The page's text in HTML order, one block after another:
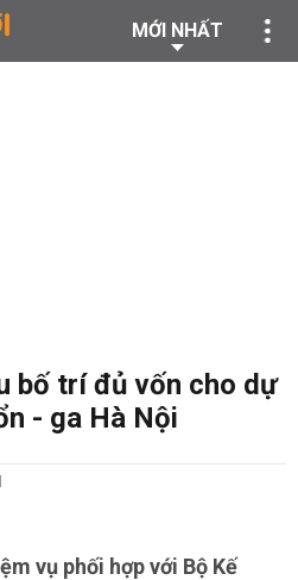
MỚI NHẤT
bố trí đủ vốn cho dự
- ga Hà Nội
vụ phối hợp với Bộ Kế